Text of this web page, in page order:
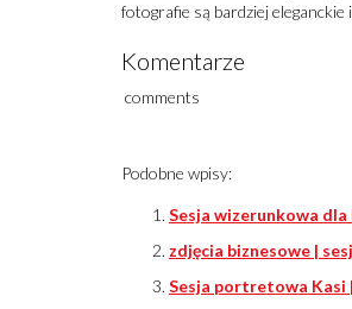
fotografie są bardziej eleganckie
Komentarze
comments
Podobne wpisy:
Sesja wizerunkowa
zdjęcia biznesowe |
Sesja portretowa